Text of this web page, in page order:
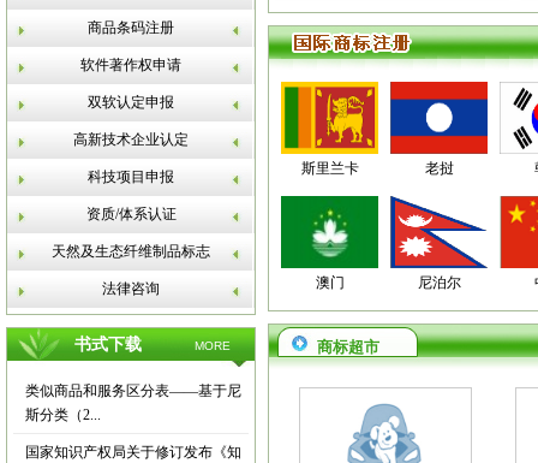
商品条码注册
软件著作权申请
双软认定申报
高新技术企业认定
科技项目申报
资质/体系认证
天然及生态纤维制品标志
法律咨询
书式下载 MORE
类似商品和服务区分表——基于尼
斯分类（2...
国家知识产权局关于修订发布《知
斯里兰卡 老挝
澳门 尼泊尔
商标超市